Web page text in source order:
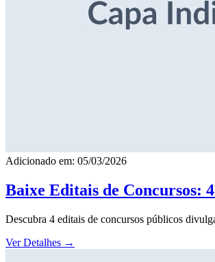
Adicionado em: 05/03/2026
Baixe Editais de Concursos:
Descubra 4 editais de concursos públicos
Ver Detalhes →